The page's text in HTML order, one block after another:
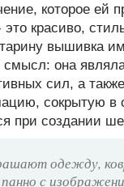
которое ей
красиво,
вышивка
смысл: она
сил, а
сокрытую в
при создании
одежду,
с